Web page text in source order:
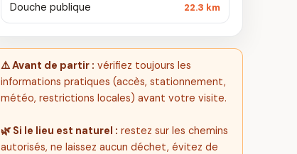
Douche publique 22.3 km
⚠️ Avant de partir : vérifiez toujours les
informations pratiques (accès, stationnement,
météo, restrictions locales) avant votre visite.
🌿 Si le lieu est naturel : restez sur les chemins
autorisés, ne laissez aucun déchet, évitez de